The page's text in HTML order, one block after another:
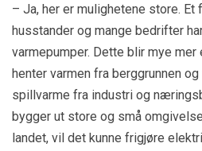
– Ja, her er mulighetene store. Et
husstander og mange bedrifter
varmepumper. Dette blir mye
henter varmen fra berggrunnen
spillvarme fra industri og
bygger ut store og små
landet, vil det kunne frigjøre